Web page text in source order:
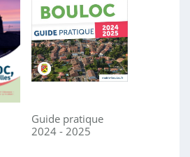
Guide pratique
2024 - 2025